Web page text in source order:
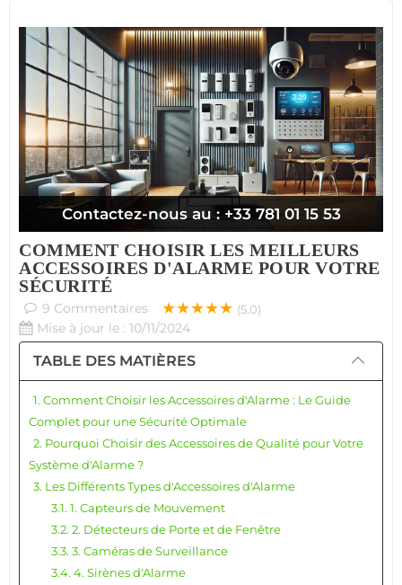
Contactez-nous au : +33 781 01 15 53
COMMENT CHOISIR LES MEILLEURS
ACCESSOIRES D'ALARME POUR VOTRE
SÉCURITÉ
9 Commentaires ★★★★★ (5.0)
Mise à jour le : 10/11/2024
TABLE DES MATIÈRES
1. Comment Choisir les Accessoires d'Alarme : Le Guide
Complet pour une Sécurité Optimale
2. Pourquoi Choisir des Accessoires de Qualité pour Votre
Système d'Alarme ?
3. Les Différents Types d'Accessoires d'Alarme
3.1. 1. Capteurs de Mouvement
3.2. 2. Détecteurs de Porte et de Fenêtre
3.3. 3. Caméras de Surveillance
3.4. 4. Sirènes d'Alarme